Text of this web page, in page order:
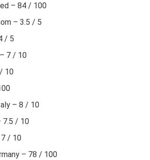
– 84 / 100
– 3.5 / 5
/ 5
7 / 10
10
– 8 / 10
7.5 / 10
7 / 10
– 78 / 100